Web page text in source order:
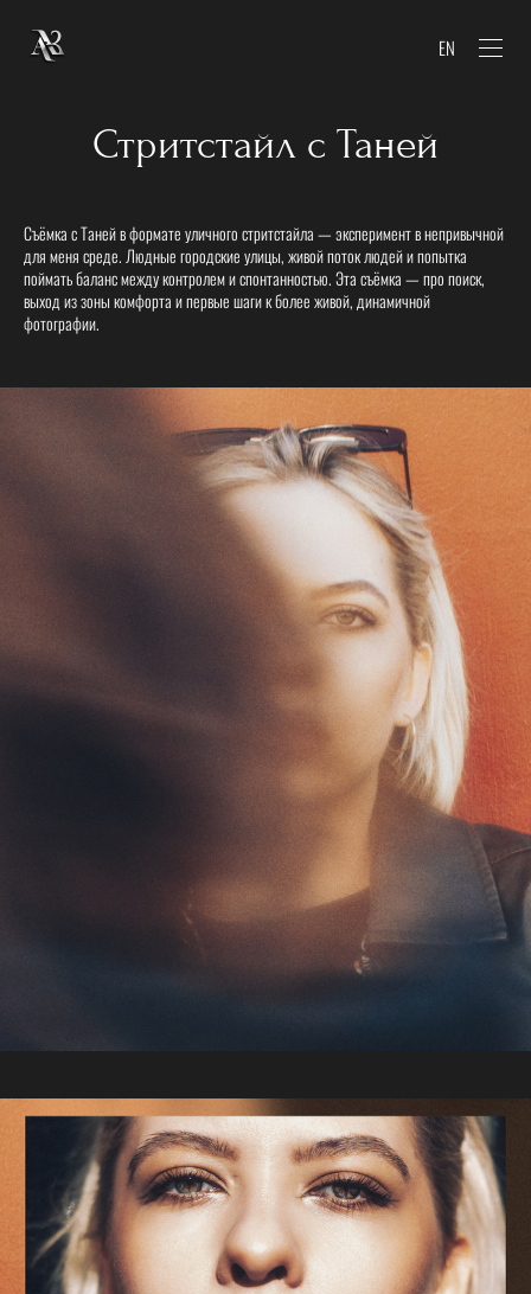
EN
Стритстайл с Таней
Съёмка с Таней в формате уличного стритстайла — эксперимент в непривычной
для меня среде. Людные городские улицы, живой поток людей и попытка
поймать баланс между контролем и спонтанностью. Эта съёмка — про поиск,
выход из зоны комфорта и первые шаги к более живой, динамичной
фотографии.